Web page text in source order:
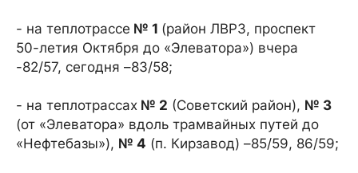
- на теплотрассе № 1 (район ЛВРЗ, проспект
50-летия Октября до «Элеватора») вчера
-82/57, сегодня –83/58;
- на теплотрассах № 2 (Советский район), № 3
(от «Элеватора» вдоль трамвайных путей до
«Нефтебазы»), № 4 (п. Кирзавод) –85/59, 86/59;